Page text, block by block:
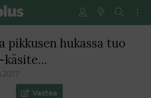
pikkusen hukassa tuo
Vastaa